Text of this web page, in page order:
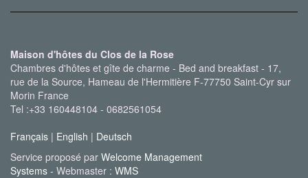
Maison d'hôtes du Clos de la Rose
Chambres d'hôtes et gîte de charme - Bed and breakfast - 17,
rue de la Source, Hameau de l'Hermitière F-77750 Saint-Cyr sur
Morin France
Tel :+33 160448104 - 0682561054
Français | English | Deutsch
Service proposé par Welcome Management
Systems - Webmaster : WMS